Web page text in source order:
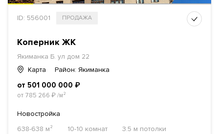
ID: 556001 ПРОДАЖА
Коперник ЖК
Якиманка Б. ул дом 22
Карта
Район: Якиманка
от 501 000 000 ₽
от 785 266 ₽/м²
Новостройка
638-638 м²
10-10 комнат
3.5 м потолки